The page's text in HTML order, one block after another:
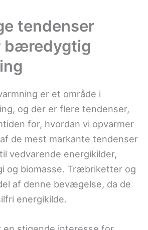
tendenser
bæredygtig
er et område i
og der er flere tendenser,
for, hvordan vi opvarmer
de mest markante tendenser
vedvarende energikilder,
og biomasse. Træbriketter og
af denne bevægelse, da de
energikilde.